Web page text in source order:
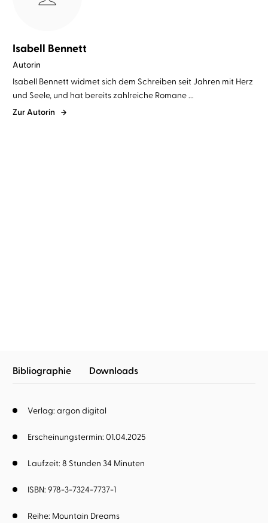
Isabell Bennett
Autorin
Isabell Bennett widmet sich dem Schreiben seit Jahren mit Herz
und Seele, und hat bereits zahlreiche Romane ...
Zur Autorin
Bibliographie Downloads
Verlag: argon digital
Erscheinungstermin: 01.04.2025
Laufzeit: 8 Stunden 34 Minuten
ISBN: 978-3-7324-7737-1
Reihe: Mountain Dreams